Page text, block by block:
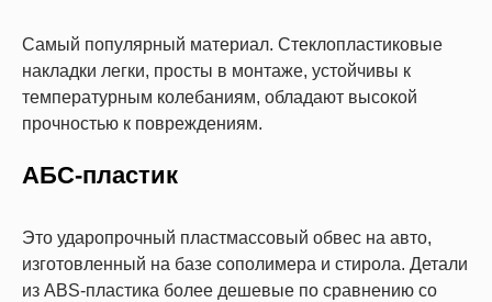
Самый популярный материал. Стеклопластиковые
накладки легки, просты в монтаже, устойчивы к
температурным колебаниям, обладают высокой
прочностью к повреждениям.
АБС-пластик
Это ударопрочный пластмассовый обвес на авто,
изготовленный на базе сополимера и стирола. Детали
из ABS-пластика более дешевые по сравнению со